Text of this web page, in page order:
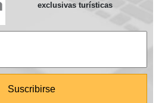
exclusivas turísticas